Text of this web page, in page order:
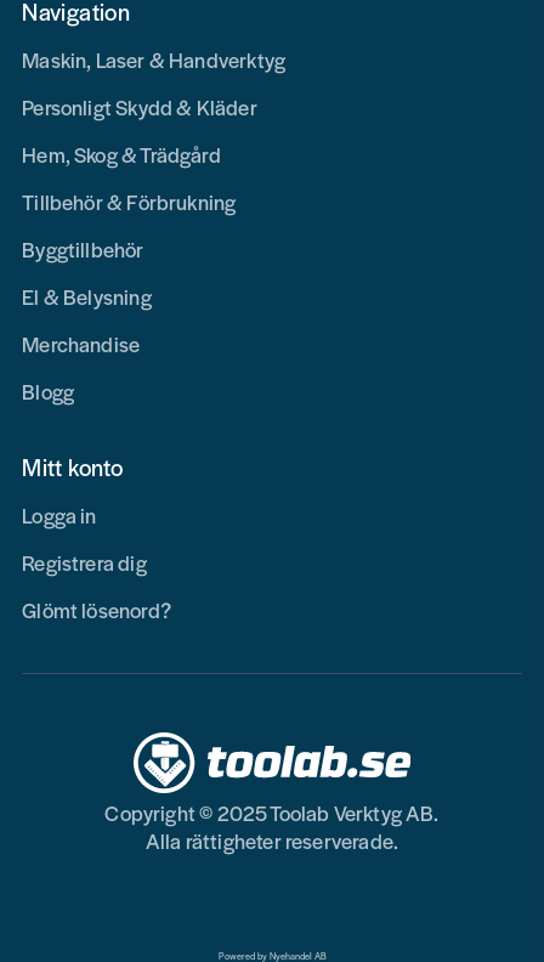
Navigation
Maskin, Laser & Handverktyg
Personligt Skydd & Kläder
Hem, Skog & Trädgård
Tillbehör & Förbrukning
Byggtillbehör
El & Belysning
Merchandise
Blogg
Mitt konto
Logga in
Registrera dig
Glömt lösenord?
Copyright © 2025 Toolab Verktyg AB.
Alla rättigheter reserverade.
Powered by Nyehandel AB